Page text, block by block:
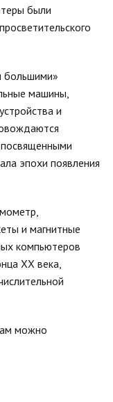
были
большими»
машины,
и
эпохи появления
и магнитные
компьютеров
XX века,
можно